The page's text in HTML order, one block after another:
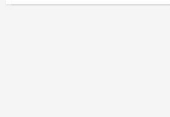
Pembangunan